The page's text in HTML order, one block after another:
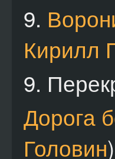
9.
Кирилл
9.
Дорога
Головин)